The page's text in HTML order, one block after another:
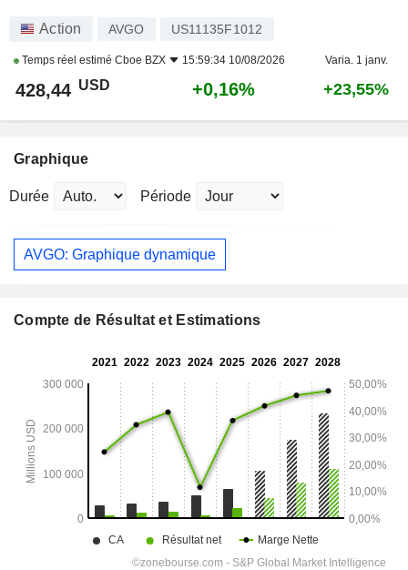
Action AVGO US11135F1012
Temps réel estimé Cboe BZX 15:59:34 10/08/2026 Varia. 1 janv.
428,44 USD +0,16% +23,55%
Graphique
Durée Période
AVGO: Graphique dynamique
Compte de Résultat et Estimations